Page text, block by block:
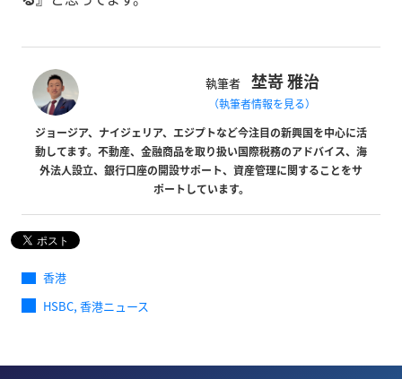
執筆者 埜嵜 雅治
（執筆者情報を見る）
ジョージア、ナイジェリア、エジプトなど今注目の新興国を中心に活
動してます。不動産、金融商品を取り扱い国際税務のアドバイス、海
外法人設立、銀行口座の開設サポート、資産管理に関することをサ
ポートしています。
香港
HSBC, 香港ニュース